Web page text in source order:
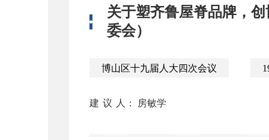
关于塑齐鲁屋脊品牌，
委会）
博山区十九届人大四次会议
建议人: 房敏学